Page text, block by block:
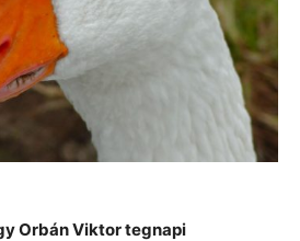
Orbán Viktor tegnapi